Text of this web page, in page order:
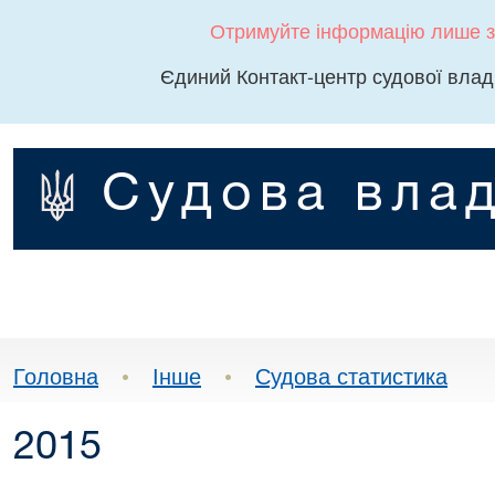
Отримуйте інформацію лише
Єдиний Контакт-центр судової
Судова
Головна • Інше • Судова статистика
2015